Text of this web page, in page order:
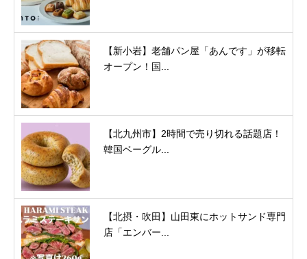
【新小岩】老舗パン屋「あんです」が移転
オープン！国...
【北九州市】2時間で売り切れる話題店！
韓国ベーグル...
【北摂・吹田】山田東にホットサンド専門
店「エンバー...